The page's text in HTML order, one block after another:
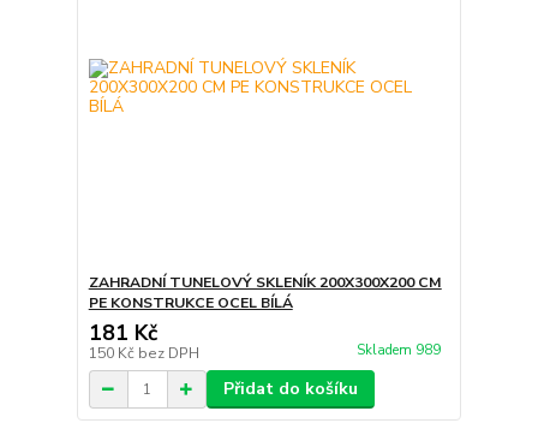
ZAHRADNÍ TUNELOVÝ SKLENÍK 200X300X200 CM
PE KONSTRUKCE OCEL BÍLÁ
181 Kč
150 Kč bez DPH Skladem 989
Přidat do košíku